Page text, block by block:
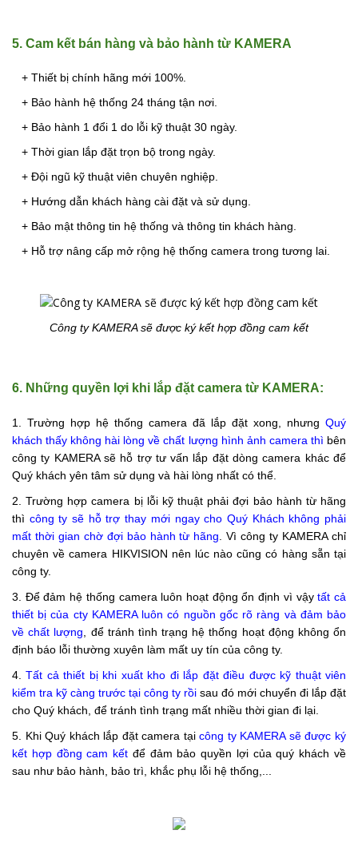
5. Cam kết bán hàng và bảo hành từ KAMERA
+ Thiết bị chính hãng mới 100%.
+ Bảo hành hệ thống 24 tháng tận nơi.
+ Bảo hành 1 đổi 1 do lỗi kỹ thuật 30 ngày.
+ Thời gian lắp đặt trọn bộ trong ngày.
+ Đội ngũ kỹ thuật viên chuyên nghiệp.
+ Hướng dẫn khách hàng cài đặt và sử dụng.
+ Bảo mật thông tin hệ thống và thông tin khách hàng.
+ Hỗ trợ nâng cấp mở rộng hệ thống camera trong tương lai.
Công ty KAMERA sẽ được ký kết hợp đồng cam kết
6. Những quyền lợi khi lắp đặt camera từ KAMERA:
1. Trường hợp hệ thống camera đã lắp đặt xong, nhưng Quý
khách thấy không hài lòng về chất lượng hình ảnh camerathì bên
công ty KAMERA sẽ hỗ trợ tư vấn lắp đặt dòng camera khác để
Quý khách yên tâm sử dụng và hài lòng nhất có thể.
2. Trường hợp camera bị lỗi kỹ thuật phải đợi bảo hành từ hãng
thì công ty sẽ hỗ trợ thay mới ngay cho Quý Khách không phải
mất thời gian chờ đợi bảo hành từ hãng. Vì công ty KAMERA chỉ
chuyên về camera HIKVISION nên lúc nào cũng có hàng sẵn tại
công ty.
3. Để đảm hệ thống camera luôn hoạt động ổn định vì vậytất cả
thiết bị của cty KAMERA luôn có nguồn gốc rõ ràng và đảm bảo
về chất lượng, để tránh tình trạng hệ thống hoạt động không ổn
định báo lỗi thường xuyên làm mất uy tín của công ty.
4.Tất cả thiết bị khi xuất kho đi lắp đặt điều được kỹ thuật viên
kiểm tra kỹ càng trước tại công ty rồi sau đó mới chuyển đi lắp đặt
cho Quý khách, để tránh tình trạng mất nhiều thời gian đi lại.
5. Khi Quý khách lắp đặt camera tạicông ty KAMERA sẽ được ký
kết hợp đồngcam kết để đảm bảo quyền lợi của quý khách về
sau như bảo hành, bảo trì, khắc phụ lỗi hệ thống,...